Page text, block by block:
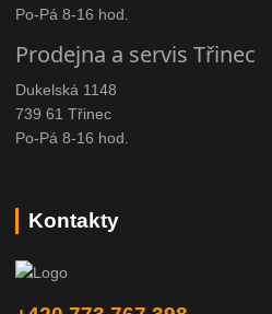
Po-Pá 8-16 hod.
Prodejna a servis Třinec
Dukelská 1148
739 61 Třinec
Po-Pá 8-16 hod.
Kontakty